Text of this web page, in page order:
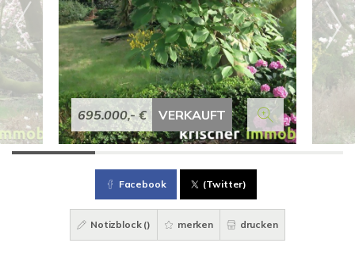
695.000,- € VERKAUFT
Facebook (Twitter)
Notizblock () merken drucken